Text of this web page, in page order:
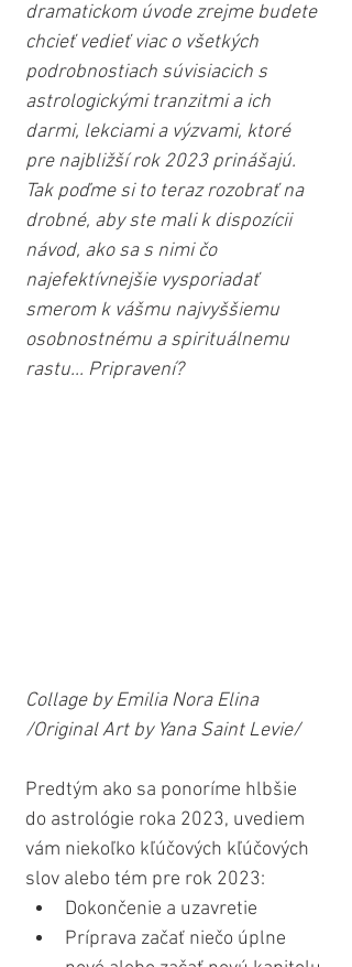
dramatickom úvode zrejme budete
chcieť vedieť viac o všetkých
podrobnostiach súvisiacich s
astrologickými tranzitmi a ich
darmi, lekciami a výzvami, ktoré
pre najbližší rok 2023 prinášajú.
Tak poďme si to teraz rozobrať na
drobné, aby ste mali k dispozícii
návod, ako sa s nimi čo
najefektívnejšie vysporiadať
smerom k vášmu najvyššiemu
osobnostnému a spirituálnemu
rastu... Pripravení?
Collage by Emilia Nora Elina
/Original Art by Yana Saint Levie/
Predtým ako sa ponoríme hlbšie
do astrológie roka 2023, uvediem
vám niekoľko kľúčových kľúčových
slov alebo tém pre rok 2023:
Dokončenie a uzavretie
Príprava začať niečo úplne